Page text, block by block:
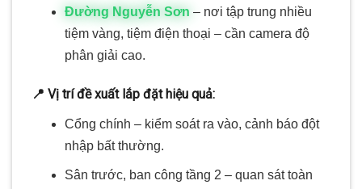
Đường Nguyễn Sơn – nơi tập trung nhiều
tiệm vàng, tiệm điện thoại – cần camera độ
phân giải cao.
📍 Vị trí đề xuất lắp đặt hiệu quả:
Cổng chính – kiểm soát ra vào, cảnh báo đột
nhập bất thường.
Sân trước, ban công tầng 2 – quan sát toàn